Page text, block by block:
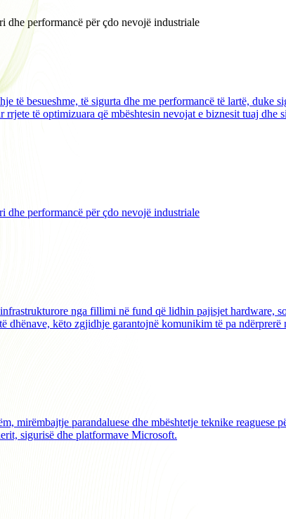
dhe performancë për çdo nevojë industriale
të besueshme, të sigurta dhe me performancë të lartë, duke
të optimizuara që mbështesin nevojat e biznesit tuaj dhe
dhe performancë për çdo nevojë industriale
nga fillimi në fund që lidhin pajisjet hardware,
dhënave, këto zgjidhje garantojnë komunikim të pa
mirëmbajtje parandaluese dhe mbështetje teknike
sigurisë dhe platformave Microsoft.